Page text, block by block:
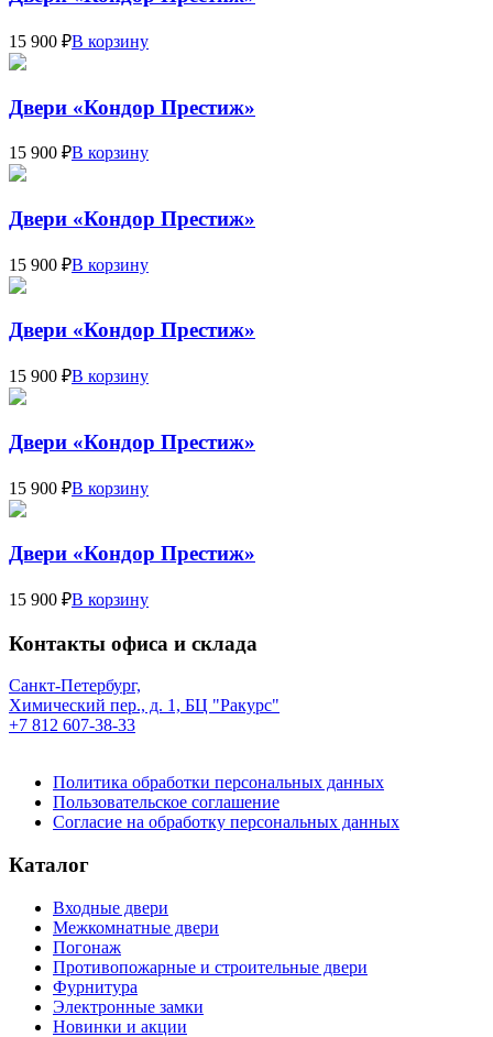
15 900 ₽В корзину
Двери «Кондор Престиж»
15 900 ₽В корзину
Двери «Кондор Престиж»
15 900 ₽В корзину
Двери «Кондор Престиж»
15 900 ₽В корзину
Двери «Кондор Престиж»
15 900 ₽В корзину
Двери «Кондор Престиж»
15 900 ₽В корзину
Контакты офиса и склада
Санкт-Петербург,
Химический пер., д. 1, БЦ "Ракурс"
+7 812 607-38-33
Политика обработки персональных данных
Пользовательское соглашение
Согласие на обработку персональных данных
Каталог
Входные двери
Межкомнатные двери
Погонаж
Противопожарные и строительные двери
Фурнитура
Электронные замки
Новинки и акции